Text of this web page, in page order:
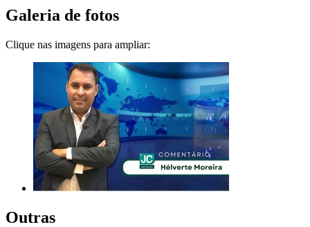
Galeria de fotos
Clique nas imagens para ampliar:
Outras